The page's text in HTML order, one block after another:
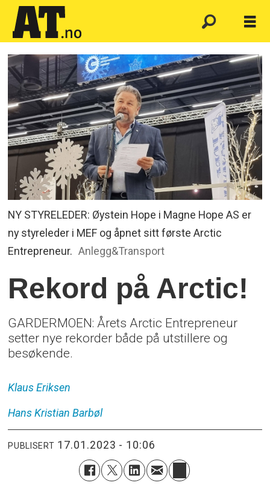
NY STYRELEDER: Øystein Hope i Magne Hope AS er
ny styreleder i MEF og åpnet sitt første Arctic
Entrepreneur. Anlegg&Transport
Rekord på Arctic!
GARDERMOEN: Årets Arctic Entrepreneur
setter nye rekorder både på utstillere og
besøkende.
Klaus Eriksen
Hans Kristian Barbøl
PUBLISERT 17.01.2023 - 10:06